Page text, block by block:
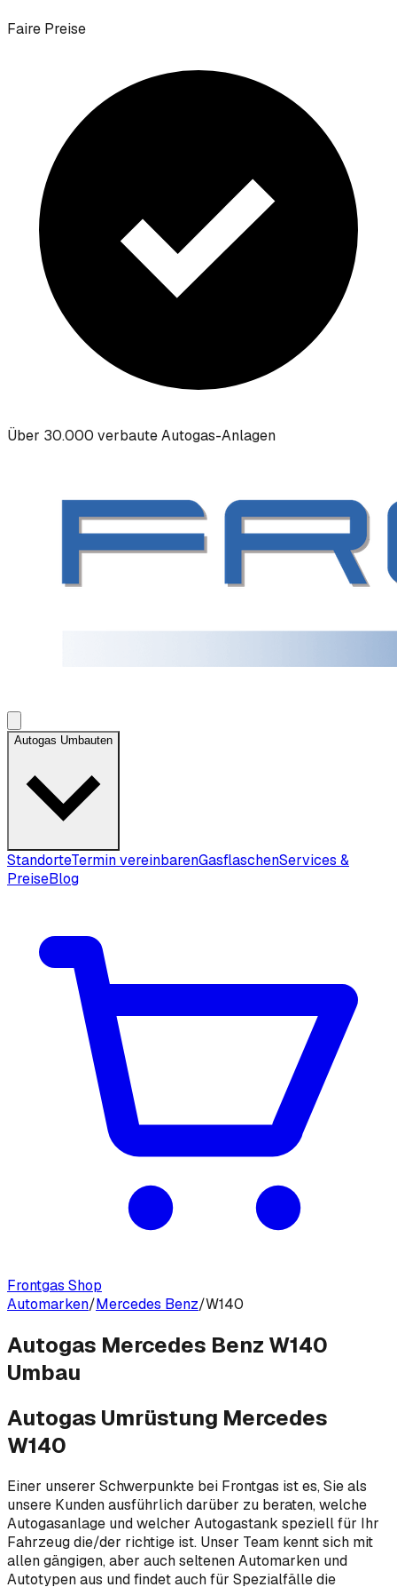
Faire Preise
Über 30.000 verbaute Autogas-Anlagen
Autogas Umbauten
StandorteTermin vereinbarenGasflaschenServices &
PreiseBlog
Frontgas Shop
Automarken/Mercedes Benz/W140
Autogas Mercedes Benz W140
Umbau
Autogas Umrüstung Mercedes
W140
Einer unserer Schwerpunkte bei Frontgas ist es, Sie als
unsere Kunden ausführlich darüber zu beraten, welche
Autogasanlage und welcher Autogastank speziell für Ihr
Fahrzeug die/der richtige ist. Unser Team kennt sich mit
allen gängigen, aber auch seltenen Automarken und
Autotypen aus und findet auch für Spezialfälle die